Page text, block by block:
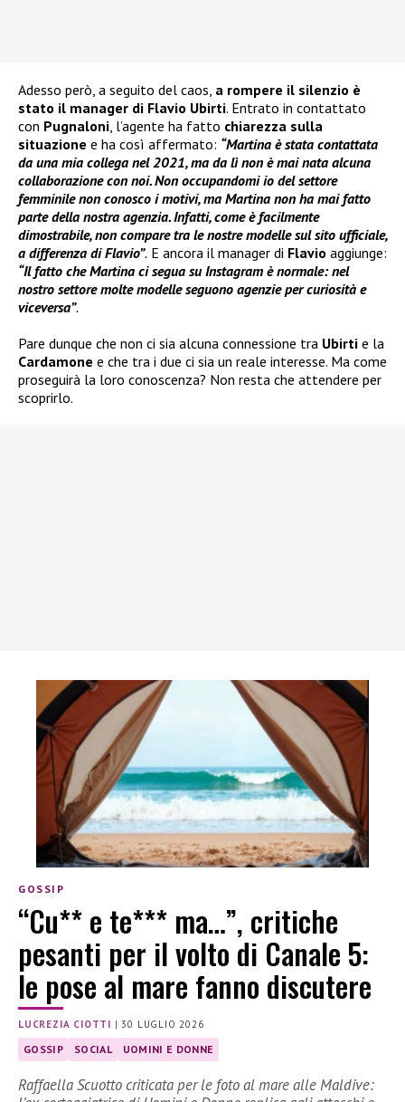
Adesso però, a seguito del caos, a rompere il silenzio è
stato il manager di Flavio Ubirti. Entrato in contattato
con Pugnaloni, l’agente ha fatto chiarezza sulla
situazione e ha così affermato: “Martina è stata contattata
da una mia collega nel 2021, ma da lì non è mai nata alcuna
collaborazione con noi. Non occupandomi io del settore
femminile non conosco i motivi, ma Martina non ha mai fatto
parte della nostra agenzia. Infatti, come è facilmente
dimostrabile, non compare tra le nostre modelle sul sito ufficiale,
a differenza di Flavio”. E ancora il manager di Flavio aggiunge:
“Il fatto che Martina ci segua su Instagram è normale: nel
nostro settore molte modelle seguono agenzie per curiosità e
viceversa”.
Pare dunque che non ci sia alcuna connessione tra Ubirti e la
Cardamone e che tra i due ci sia un reale interesse. Ma come
proseguirà la loro conoscenza? Non resta che attendere per
scoprirlo.
GOSSIP
“Cu** e te*** ma…”, critiche
pesanti per il volto di Canale 5:
le pose al mare fanno discutere
LUCREZIA CIOTTI |30 LUGLIO 2026
GOSSIP SOCIAL UOMINI E DONNE
Raffaella Scuotto criticata per le foto al mare alle Maldive: